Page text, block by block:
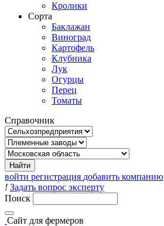
Кролики
Сорта
Баклажан
Виноград
Картофель
Клубника
Лук
Огурцы
Перец
Томаты
Справочник
войти регистрация добавить компанию
! Задать вопрос эксперту
Поиск
Сайт для фермеров